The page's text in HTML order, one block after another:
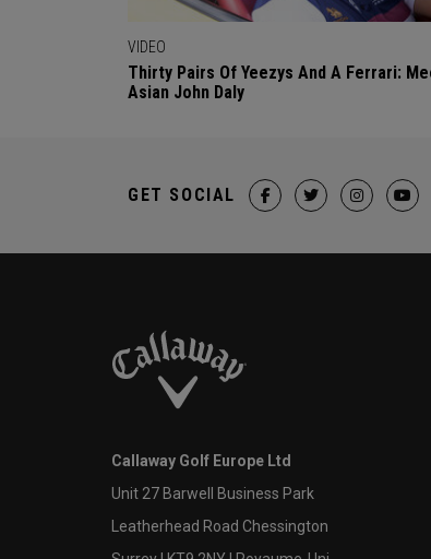
VIDEO
Thirty Pairs Of Yeezys And A Ferrari:
Asian John Daly
GET SOCIAL
Callaway Golf Europe Ltd
Unit 27 Barwell Business Park
Leatherhead Road Chessington